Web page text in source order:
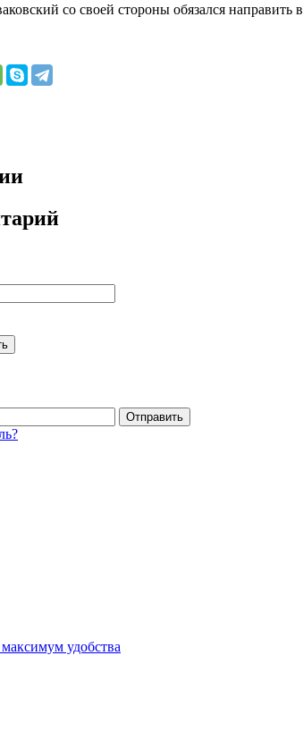
со своей стороны обязался
Отправить
удобства